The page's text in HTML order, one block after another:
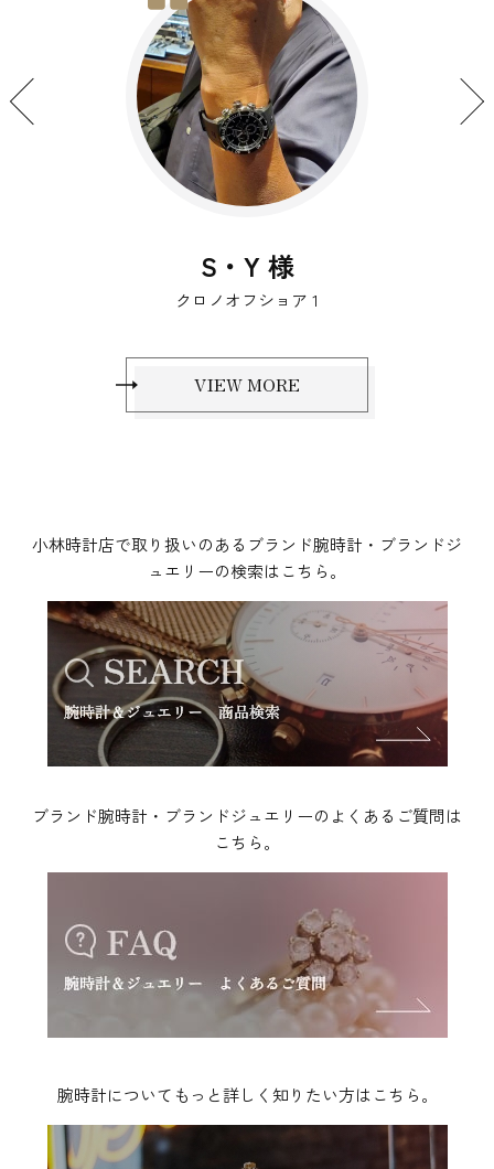
S・Y 様
クロノオフショア 1
VIEW MORE
小林時計店で取り扱いのあるブランド腕時計・ブランドジ
ュエリーの検索はこちら。
ブランド腕時計・ブランドジュエリーのよくあるご質問は
こちら。
腕時計についてもっと詳しく知りたい方はこちら。